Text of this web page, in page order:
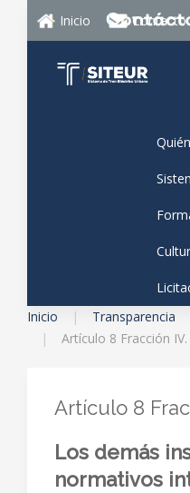
Inicio Contacto
Inicio
Transparencia
Artículo 8 Fracción
Artículo 8
Los demás
normativos